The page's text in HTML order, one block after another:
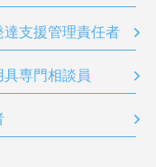
達支援管理責任者
具専門相談員